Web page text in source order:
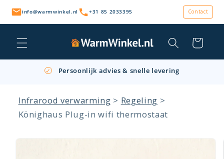
naar de
content
info@warmwinkel.nl +31 85 2033395 Contact
Winkelwagen
✓ Persoonlijk advies & snelle levering
Retourneren binnen 14 dagen
Infrarood verwarming > Regeling >
Könighaus Plug-in wifi thermostaat
direct naar